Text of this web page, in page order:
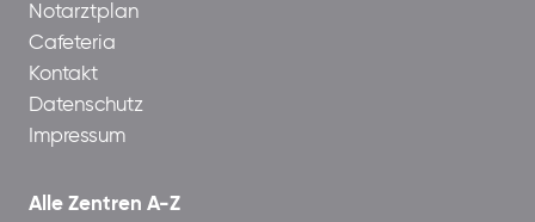
Notarztplan
Cafeteria
Kontakt
Datenschutz
Impressum
Alle Zentren A-Z